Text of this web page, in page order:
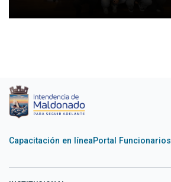
Capacitación en líneaPortal Funcionarios